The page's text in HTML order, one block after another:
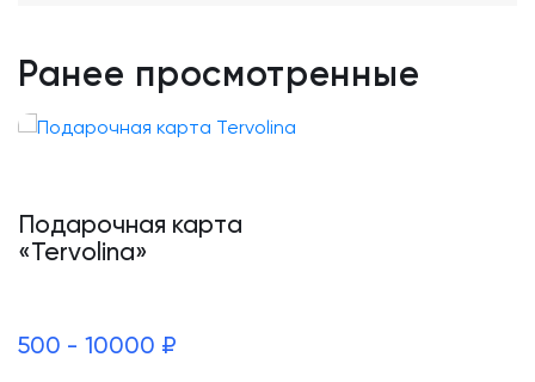
Ранее просмотренные
Подарочная карта
«Tervolina»
500 - 10000 ₽